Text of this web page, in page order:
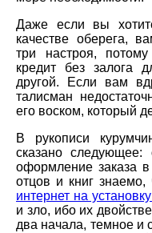
Даже если вы
качестве оберега,
три настроя,
кредит без залога
другой. Если вам
талисман
его воском, который
В рукописи
сказано следующее:
оформление заказа в
отцов и книг
интернет на
и зло, ибо их
два начала, темное и